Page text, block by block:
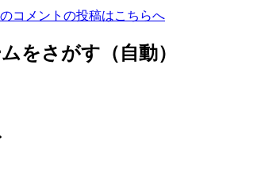
コメントの投稿はこちらへ
をさがす（自動）